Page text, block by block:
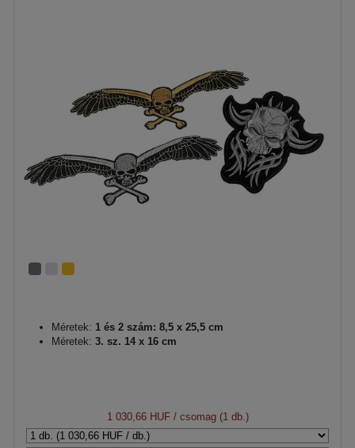
Méretek: 1 és 2 szám: 8,5 x 25,5 cm
Méretek: 3. sz. 14 x 16 cm
1 030,66 HUF/ csomag (1 db.)